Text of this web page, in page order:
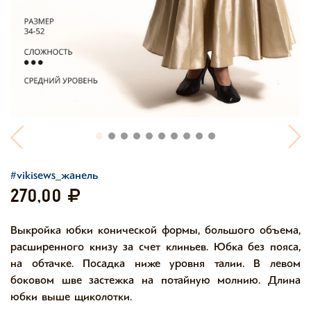
#vikisews_жанель
270,00
Выкройка юбки конической формы, большого объема,
расширенного книзу за счет клиньев. Юбка без пояса,
на обтачке. Посадка ниже уровня талии. В левом
боковом шве застежка на потайную молнию. Длина
юбки выше щиколотки.